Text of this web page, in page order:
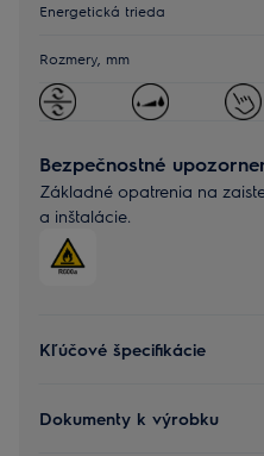
Energetická trieda
Rozmery, mm
Bezpečnostné
Základné opatrenia na
a inštalácie.
Kľúčové špecifikácie
Dokumenty k výrobku